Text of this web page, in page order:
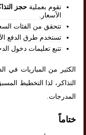
تقوم بعملية حجز
الأسعار.
تتحقق من الفئات
تستخدم طرق الدفع
تتبع تعليمات دخول
الكثير من المباريات
التذاكر، لذا التخطيط
المدرجات.
ختاماً